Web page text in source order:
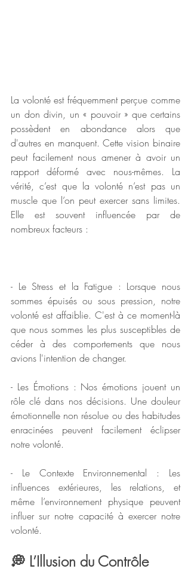
La volonté est fréquemment perçue comme
un don divin, un « pouvoir » que certains
possèdent en abondance alors que
d'autres en manquent. Cette vision binaire
peut facilement nous amener à avoir un
rapport déformé avec nous-mêmes. La
vérité, c’est que la volonté n’est pas un
muscle que l’on peut exercer sans limites.
Elle est souvent influencée par de
nombreux facteurs :
- Le Stress et la Fatigue : Lorsque nous
sommes épuisés ou sous pression, notre
volonté est affaiblie. C'est à ce moment-là
que nous sommes les plus susceptibles de
céder à des comportements que nous
avions l'intention de changer.
- Les Émotions : Nos émotions jouent un
rôle clé dans nos décisions. Une douleur
émotionnelle non résolue ou des habitudes
enracinées peuvent facilement éclipser
notre volonté.
- Le Contexte Environnemental : Les
influences extérieures, les relations, et
même l’environnement physique peuvent
influer sur notre capacité à exercer notre
volonté.
💭 L’Illusion du Contrôle